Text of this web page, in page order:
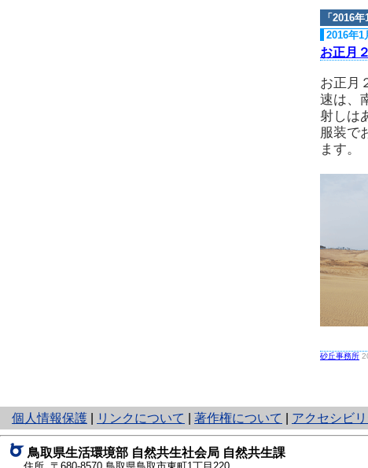
「 2016年
2016年1
お正月
お正月
速は、
射しは
服装で
ます。
砂丘事務所
個人情報保護
と
り
ネ
ッ
リンクについて 著作権について アクセシビ
鳥取県生活環境部 自然共生社会局 自然共生課